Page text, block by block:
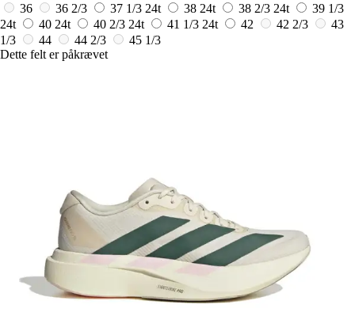
36
36 2/3 37 1/3 24t 38 24t 38 2/3 24t
39 1/3
24t
40 24t 40 2/3 24t 41 1/3 24t 42 42 2/3
43
1/3
44 44 2/3
45 1/3
Dette felt er påkrævet